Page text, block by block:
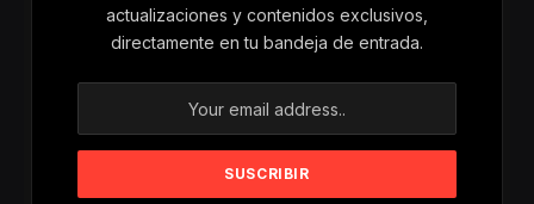
actualizaciones y contenidos exclusivos,
directamente en tu bandeja de entrada.